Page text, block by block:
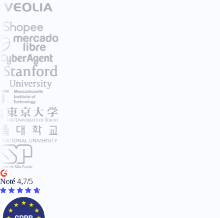
Noté 4,7/5